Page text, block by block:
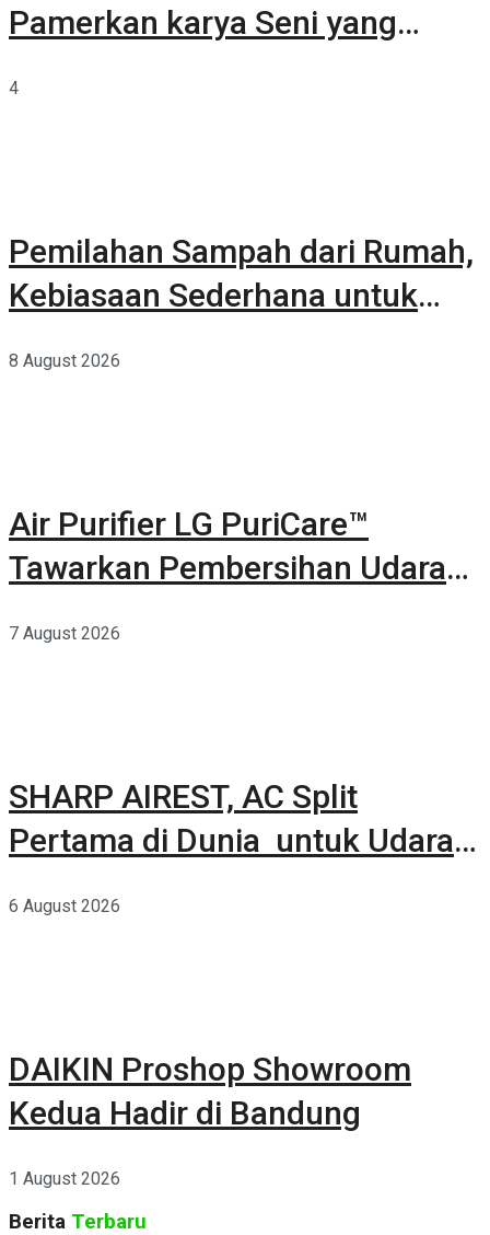
Pamerkan karya Seni yang
4
Pemilahan Sampah dari Rumah,
Kebiasaan Sederhana untuk
8 August 2026
Air Purifier LG PuriCare™
Tawarkan Pembersihan Udara
7 August 2026
SHARP AIREST, AC Split
Pertama di Dunia untuk Udara
6 August 2026
DAIKIN Proshop Showroom
Kedua Hadir di Bandung
1 August 2026
Berita Terbaru